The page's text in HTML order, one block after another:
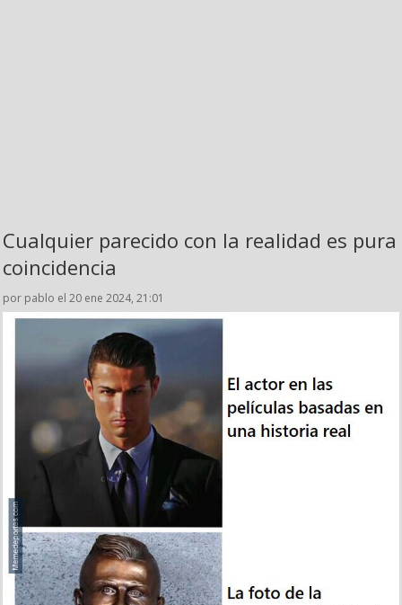
Cualquier parecido con la realidad es pura
coincidencia
por pablo el 20 ene 2024, 21:01